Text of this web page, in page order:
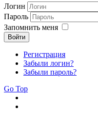
Логин
Пароль
Запомнить меня
Войти
Регистрация
Забыли логин?
Забыли пароль?
Go Top